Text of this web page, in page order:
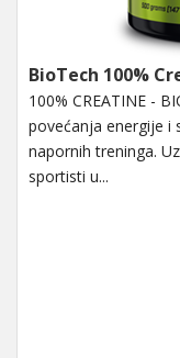
BioTech 100%
100% CREATINE -
povećanja energije i
napornih treninga.
sportisti u...